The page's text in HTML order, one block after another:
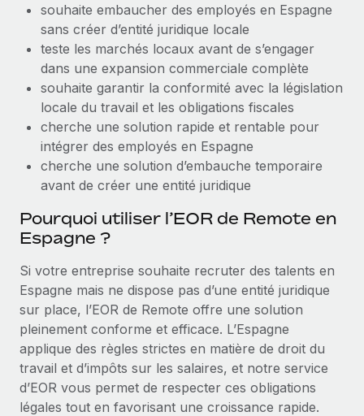
Mobilité et déménagement international
Organisez facilement le déménagement de vos
employés
Avantages sociaux
Gérez facilement les avantages sociaux
BLOG
Mises à jour des produits de Remote :
Intégrations Gusto et Xero et Gestion des
freelances Plus
Remote a toujours pour mission d'aider les entreprises de
toute taille à embaucher, gérer et payer...
En savoir plus
Comment Phiture gère ses 55 employés
répartis dans 19 pays grâce à Remote
croissance mobile internationale, encourage les...
En savoir plus
souhaite embaucher des employés en Espagne
sans créer d’entité juridique locale
teste les marchés locaux avant de s’engager
dans une expansion commerciale complète
souhaite garantir la conformité avec la législation
locale du travail et les obligations fiscales
cherche une solution rapide et rentable pour
intégrer des employés en Espagne
cherche une solution d’embauche temporaire
avant de créer une entité juridique
Pourquoi utiliser l’EOR de Remote en
Espagne ?
Si votre entreprise souhaite recruter des talents en
Espagne mais ne dispose pas d’une entité juridique
sur place, l’EOR de Remote offre une solution
pleinement conforme et efficace. L’Espagne
applique des règles strictes en matière de droit du
travail et d’impôts sur les salaires, et notre service
d’EOR vous permet de respecter ces obligations
légales tout en favorisant une croissance rapide.